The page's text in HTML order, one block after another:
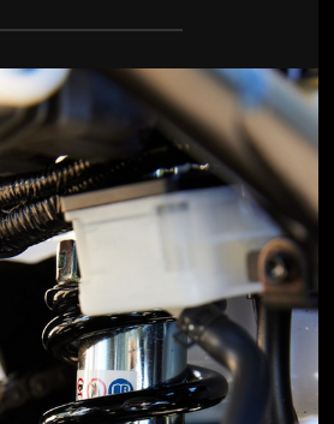
még kép!